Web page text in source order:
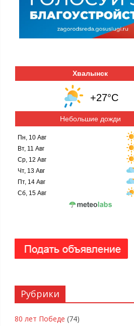
Хвалынск
+27°C
Небольшие дожди
Пн, 10 Авг
Вт, 11 Авг
Ср, 12 Авг
Чт, 13 Авг
Пт, 14 Авг
Сб, 15 Авг
Рубрики
80 лет Победе (74)